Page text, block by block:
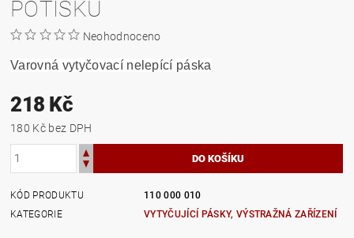
POTISKU
Neohodnoceno
Varovná vytyčovací nelepící páska
218 Kč
180 Kč bez DPH
KÓD PRODUKTU
110 000 010
KATEGORIE
VYTYČUJÍCÍ PÁSKY, VÝSTRAŽNÁ ZAŘÍZENÍ